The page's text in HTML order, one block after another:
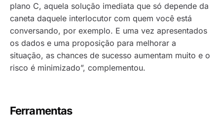
plano C, aquela solução imediata que só depende da
caneta daquele interlocutor com quem você está
conversando, por exemplo. E uma vez apresentados
os dados e uma proposição para melhorar a
situação, as chances de sucesso aumentam muito e o
risco é minimizado”, complementou.
Ferramentas